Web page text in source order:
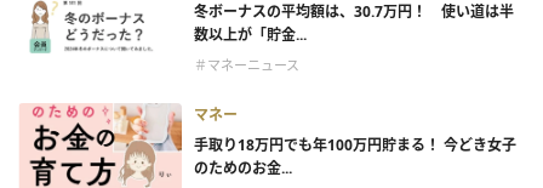
冬ボーナスの平均額は、30.7万円！ 使い道は半
数以上が「貯金...
＃マネーニュース
マネー
手取り18万円でも年100万円貯まる！ 今どき女子
のためのお金...